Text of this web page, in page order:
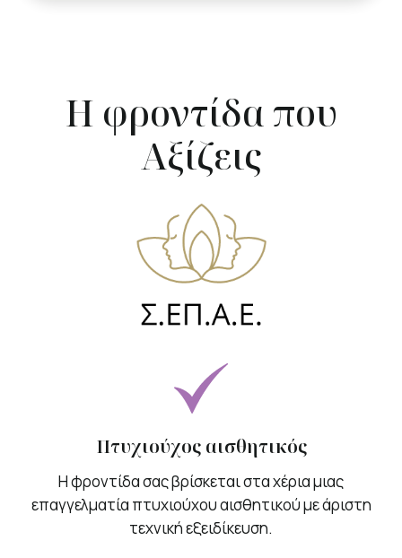
Η φροντίδα που
Αξίζεις
Πτυχιούχος αισθητικός
Η φροντίδα σας βρίσκεται στα χέρια μιας
επαγγελματία πτυχιούχου αισθητικού με άριστη
τεχνική εξειδίκευση.